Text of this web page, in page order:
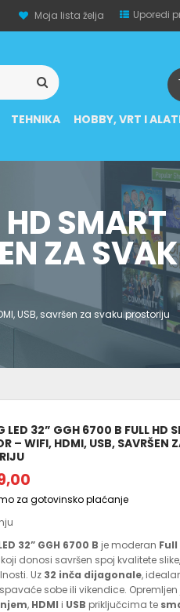
Moja lista želja Uporedi
TEHNIKA HOBBY, VRT I
SMART
ZA
USB, savršen za svaku prostoriju
LED 32” GGH 6700 B FULL HD
– WIFI, HDMI, USB, SAVRŠEN
za gotovinsko plaćanje
32” GGH 6700 B je moderan
koji donosi savršen spoj kvalitete
Uz 32 inča dijagonale,
sobe ili vikendice. Opremljen
, HDMI i USB priključcima te